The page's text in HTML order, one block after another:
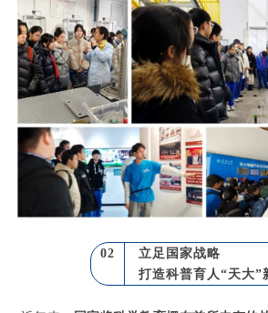
02
立足国家战略
打造科普育人“天大”